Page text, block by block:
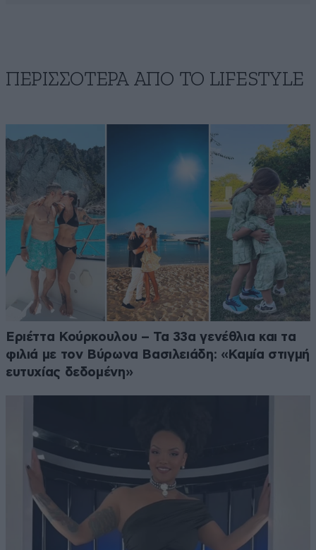
ΠΕΡΙΣΣΟΤΕΡΑ ΑΠΟ ΤΟ LIFESTYLE
Εριέττα Κούρκουλου – Τα 33α γενέθλια και τα
φιλιά με τον Βύρωνα Βασιλειάδη: «Καμία στιγμή
ευτυχίας δεδομένη»